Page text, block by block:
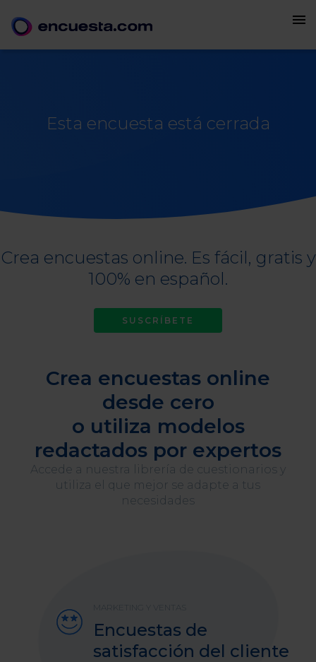
menu
Esta encuesta está cerrada
Crea encuestas online. Es fácil, gratis y
100% en español.
SUSCRÍBETE
Crea encuestas online
desde cero
o utiliza modelos
redactados por expertos
Accede a nuestra librería de cuestionarios y
utiliza el que mejor se adapte a tus
necesidades
MARKETING Y VENTAS
Encuestas de
satisfacción del cliente